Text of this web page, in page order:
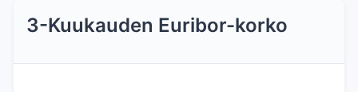
3-Kuukauden Euribor-korko